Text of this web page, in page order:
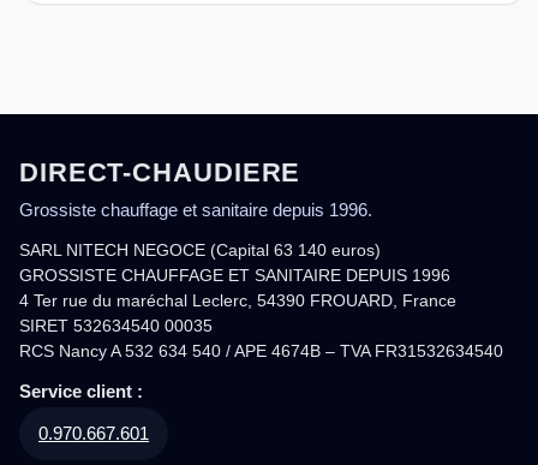
DIRECT-CHAUDIERE
Grossiste chauffage et sanitaire depuis 1996.
SARL NITECH NEGOCE (Capital 63 140 euros)
GROSSISTE CHAUFFAGE ET SANITAIRE DEPUIS 1996
4 Ter rue du maréchal Leclerc, 54390 FROUARD, France
SIRET 532634540 00035
RCS Nancy A 532 634 540 / APE 4674B – TVA FR31532634540
Service client :
0.970.667.601